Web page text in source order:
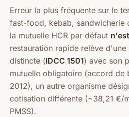
Erreur la plus fréquente sur le
fast-food, kebab, sandwicherie
la mutuelle HCR par défaut
restauration rapide relève
distincte (IDCC 1501) avec son
mutuelle obligatoire (accord de
2012), un autre organisme
cotisation différente (~38,21 €/
PMSS).